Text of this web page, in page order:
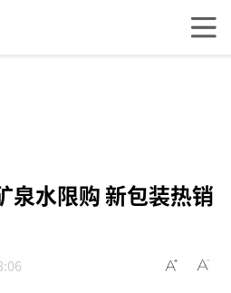
泉水限购 新包装热销